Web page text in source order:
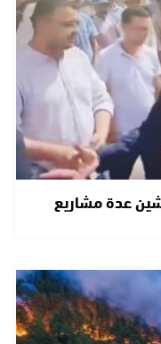
عدة مشاريع